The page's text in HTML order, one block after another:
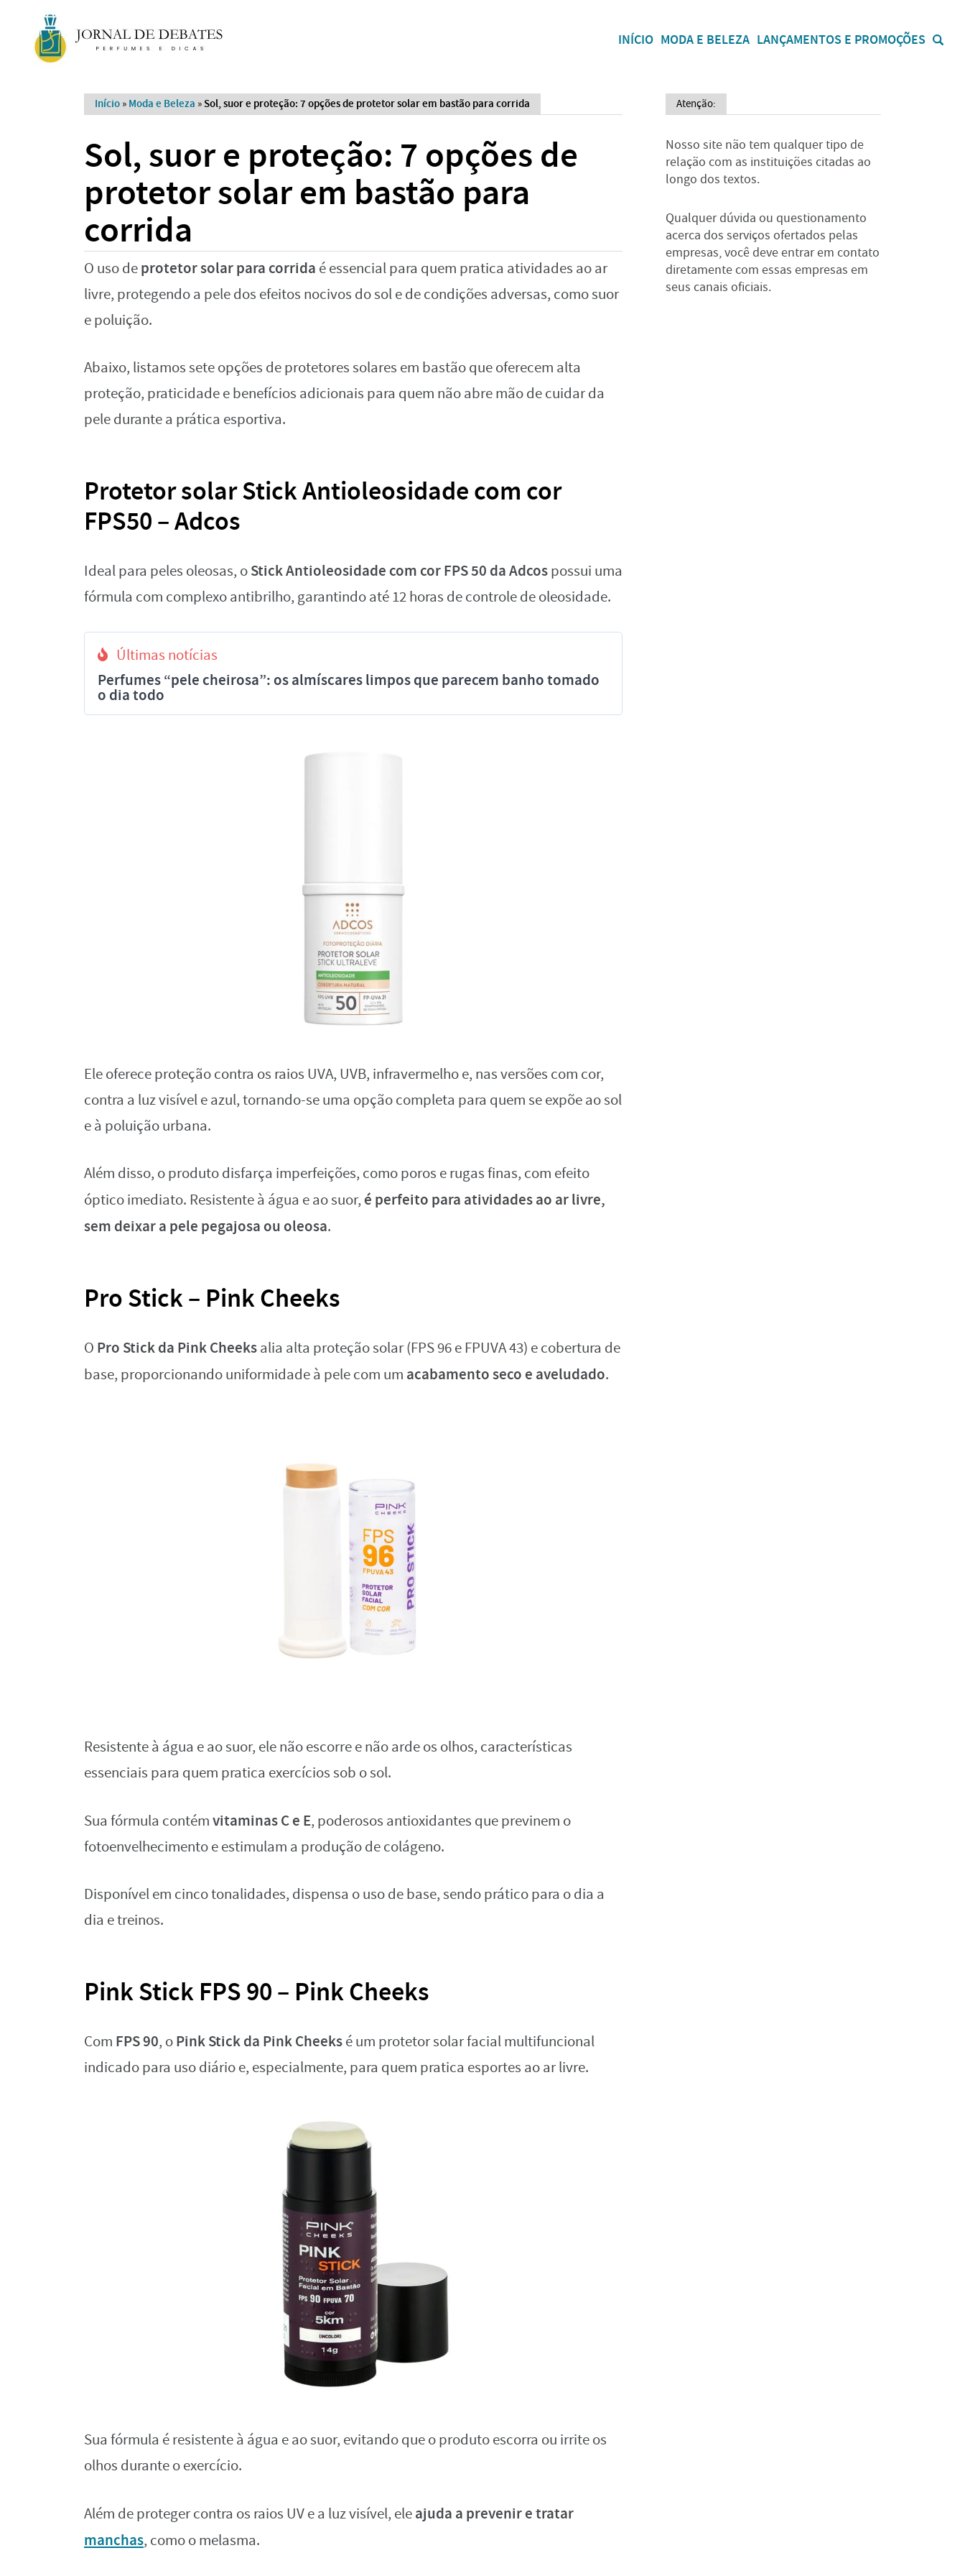
INÍCIO MODA E BELEZA LANÇAMENTOS E PROMOÇÕES
Início » Moda e Beleza » Sol, suor e proteção: 7 opções de protetor solar em bastão para corrida
Sol, suor e proteção: 7 opções de
protetor solar em bastão para
corrida
O uso deprotetor solar para corrida é essencial para quem pratica atividades ao ar
livre, protegendo a pele dos efeitos nocivos do sol e de condições adversas, como suor
e poluição.
Abaixo, listamos sete opções de protetores solares em bastão que oferecem alta
proteção, praticidade e benefícios adicionais para quem não abre mão de cuidar da
pele durante a prática esportiva.
Protetor solar Stick Antioleosidade com cor
FPS50 – Adcos
Ideal para peles oleosas, oStick Antioleosidade com cor FPS 50 da Adcospossui uma
fórmula com complexo antibrilho, garantindo até 12 horas de controle de oleosidade.
Últimas notícias
Perfumes “pele cheirosa”: os almíscares limpos que parecem banho tomado
o dia todo
Ele oferece proteção contra os raios UVA, UVB, infravermelho e, nas versões com cor,
contra a luz visível e azul, tornando-se uma opção completa para quem se expõe ao sol
e à poluição urbana.
Além disso, o produto disfarça imperfeições, como poros e rugas finas, com efeito
óptico imediato. Resistente à água e ao suor, é perfeito para atividades ao ar livre,
sem deixar a pele pegajosa ou oleosa.
Pro Stick – Pink Cheeks
O Pro Stick da Pink Cheeksalia alta proteção solar (FPS 96 e FPUVA 43) e cobertura de
base, proporcionando uniformidade à pele com um acabamento seco e aveludado.
Resistente à água e ao suor, ele não escorre e não arde os olhos, características
essenciais para quem pratica exercícios sob o sol.
Sua fórmula contémvitaminas C e E, poderosos antioxidantes que previnem o
fotoenvelhecimento e estimulam a produção de colágeno.
Disponível em cinco tonalidades, dispensa o uso de base, sendo prático para o dia a
dia e treinos.
Pink Stick FPS 90 – Pink Cheeks
Com FPS 90, oPink Stick da Pink Cheeksé um protetor solar facial multifuncional
indicado para uso diário e, especialmente, para quem pratica esportes ao ar livre.
Sua fórmula é resistente à água e ao suor, evitando que o produto escorra ou irrite os
olhos durante o exercício.
Além de proteger contra os raios UV e a luz visível, eleajuda a prevenir e tratar
manchas, como o melasma.
Atenção:
Nosso site não tem qualquer tipo de
relação com as instituições citadas ao
longo dos textos.
Qualquer dúvida ou questionamento
acerca dos serviços ofertados pelas
empresas, você deve entrar em contato
diretamente com essas empresas em
seus canais oficiais.